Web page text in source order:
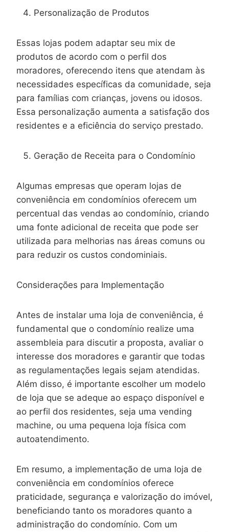
Personalização de Produtos
Essas lojas podem adaptar seu mix de
produtos de acordo com o perfil dos
moradores, oferecendo itens que atendam às
necessidades específicas da comunidade, seja
para famílias com crianças, jovens ou idosos.
Essa personalização aumenta a satisfação dos
residentes e a eficiência do serviço prestado.
Geração de Receita para o Condomínio
Algumas empresas que operam lojas de
conveniência em condomínios oferecem um
percentual das vendas ao condomínio, criando
uma fonte adicional de receita que pode ser
utilizada para melhorias nas áreas comuns ou
para reduzir os custos condominiais.
Considerações para Implementação
Antes de instalar uma loja de conveniência, é
fundamental que o condomínio realize uma
assembleia para discutir a proposta, avaliar o
interesse dos moradores e garantir que todas
as regulamentações legais sejam atendidas.
Além disso, é importante escolher um modelo
de loja que se adeque ao espaço disponível e
ao perfil dos residentes, seja uma vending
machine, ou uma pequena loja física com
autoatendimento.
Em resumo, a implementação de uma loja de
conveniência em condomínios oferece
praticidade, segurança e valorização do imóvel,
beneficiando tanto os moradores quanto a
administração do condomínio. Com um